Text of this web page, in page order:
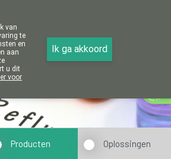
81 14 80
Producten Oplossingen
van
te
en
aan
u dit
voor
Ik ga akkoord